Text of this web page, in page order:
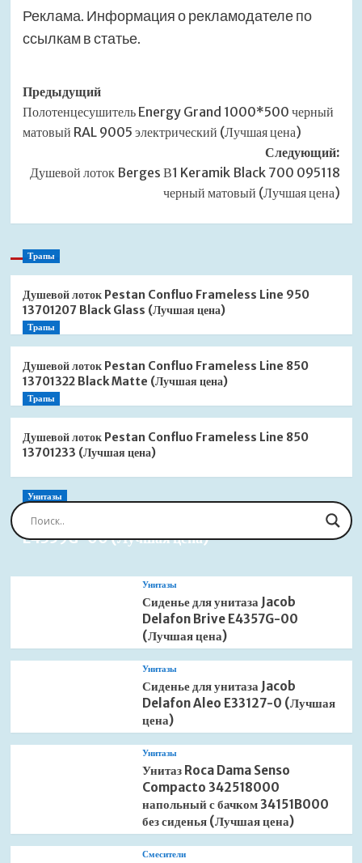
Реклама. Информация о рекламодателе по
ссылкам в статье.
Навигация
записи
Предыдущий
Полотенцесушитель Energy Grand 1000*500 черный
матовый RAL 9005 электрический (Лучшая цена)
Следующий:
Душевой лоток Berges В1 Keramik Black 700 095118
черный матовый (Лучшая цена)
Трапы
Душевой лоток Pestan Confluo Frameless Line 950
13701207 Black Glass (Лучшая цена)
Трапы
Душевой лоток Pestan Confluo Frameless Line 850
13701322 Black Matte (Лучшая цена)
Трапы
Душевой лоток Pestan Confluo Frameless Line 850
13701233 (Лучшая цена)
Унитазы
Сиденье для унитаза Jacob Delafon Brive
E4359G-00 (Лучшая цена)
Унитазы
Сиденье для унитаза Jacob
Delafon Brive E4357G-00
(Лучшая цена)
Унитазы
Сиденье для унитаза Jacob
Delafon Aleo E33127-0 (Лучшая
цена)
Унитазы
Унитаз Roca Dama Senso
Compacto 342518000
напольный с бачком 34151B000
без сиденья (Лучшая цена)
Смесители